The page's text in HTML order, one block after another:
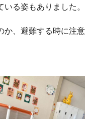
る姿もありました。
、避難する時に注